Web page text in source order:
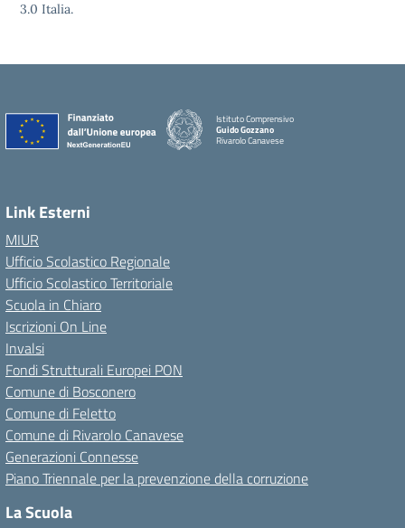
3.0 Italia.
Istituto Comprensivo
Guido Gozzano
Rivarolo Canavese
Link Esterni
MIUR
Ufficio Scolastico Regionale
Ufficio Scolastico Territoriale
Scuola in Chiaro
Iscrizioni On Line
Invalsi
Fondi Strutturali Europei PON
Comune di Bosconero
Comune di Feletto
Comune di Rivarolo Canavese
Generazioni Connesse
Piano Triennale per la prevenzione della corruzione
La Scuola